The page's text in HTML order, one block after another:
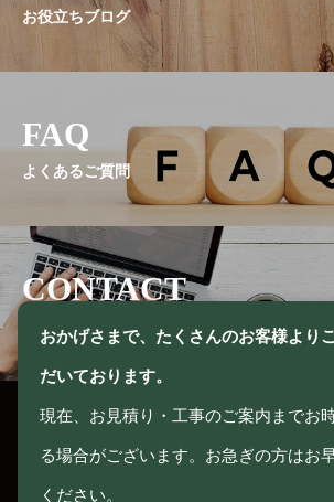
おかげさまで、たくさんのお客様より
だいております。
現在、お見積り・工事のご案内までお
る場合がございます。お急ぎの方はお
ください。
お役立ちブログ
FAQ
よくあるご質問
CONTACT
お問い合わせ
〒385-0025 長野県佐久市塚原1198-7